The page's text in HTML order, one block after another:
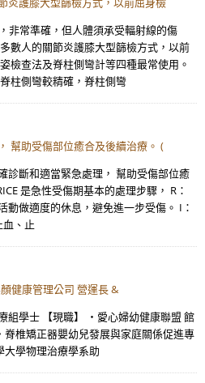
非常準確，但人體須承受輻射線的傷
數人的關節炎護膝大型篩檢方式，以前
檢查法及脊柱側彎計等四種最常使用。
柱側彎較精確，脊柱側彎
幫助受傷部位癒合及後續治療。 (
診斷和適當緊急處理， 幫助受傷部位癒
是急性受傷期基本的處理步驟， R：
動做適度的休息，避免進一步受傷。 I：
、止
健康管理公司 營運長 &
組學士 【現職】 ・愛心婦幼健康聯盟 館
椎矯正器嬰幼兒發展與家庭關係促進專
大學物理治療學系助